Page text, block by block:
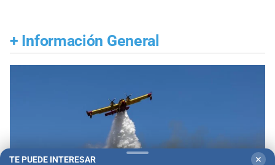
+ Información General
TE PUEDE INTERESAR ✕